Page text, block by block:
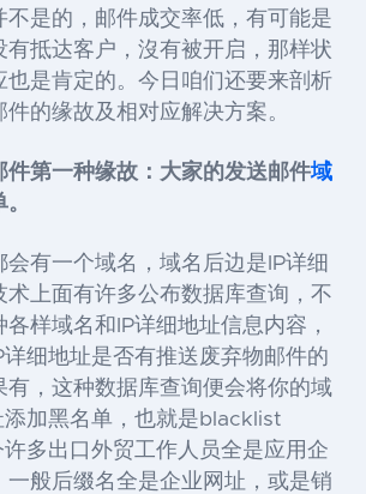
不是的，邮件成交率低，有可能是
有抵达客户 ，沒有被开启，那样状
也是肯定的。今日咱们还要来剖析
的缘故及相对应解决方案。
件第一种缘故：大家的发送邮件域
会有一个域名，域名后边是 IP详细
术上面有许多公布数据库查询，不
各样域名和 IP详细地址信息内容，
详细地址是否有推送废弃物邮件的
有，这种数据库查询便会将你的域
加黑名单，也就是blacklist
许多出口外贸工作人员全是应用企
一般后缀名全是企业网址，或是销